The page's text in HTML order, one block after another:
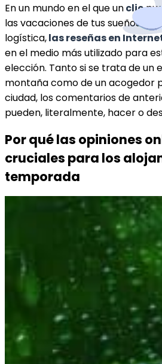
En un mundo en el que unclic
las vacaciones de tus sueños o
logística,las reseñas en
en el medio más utilizado para
elección. Tanto si se trata de un
montaña como de un acogedor
ciudad, los comentarios de
pueden, literalmente, hacer o
Por qué las opiniones
cruciales para los
temporada